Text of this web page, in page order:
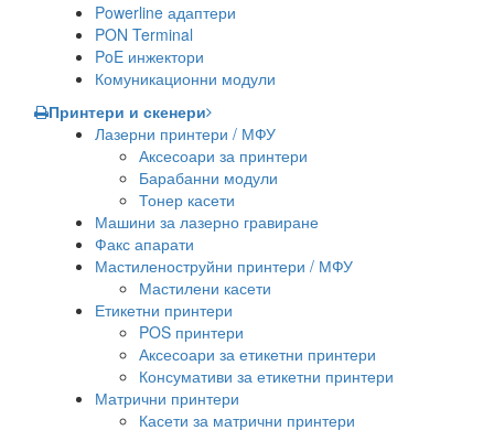
Powerline адаптери
PON Terminal
PoE инжектори
Комуникационни модули
Принтери и скенери
Лазерни принтери / МФУ
Аксесоари за принтери
Барабанни модули
Тонер касети
Машини за лазерно гравиране
Факс апарати
Мастиленоструйни принтери / МФУ
Мастилени касети
Етикетни принтери
POS принтери
Аксесоари за етикетни принтери
Консумативи за етикетни принтери
Матрични принтери
Касети за матрични принтери